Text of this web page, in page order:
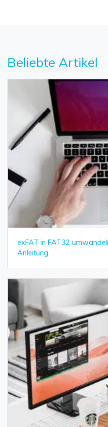
Beliebte Artikel
exFAT in FAT32
Anleitung